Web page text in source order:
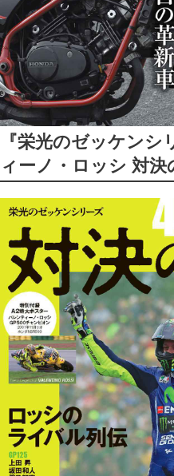
『栄光のゼッケン
ィーノ・ロッシ 対決